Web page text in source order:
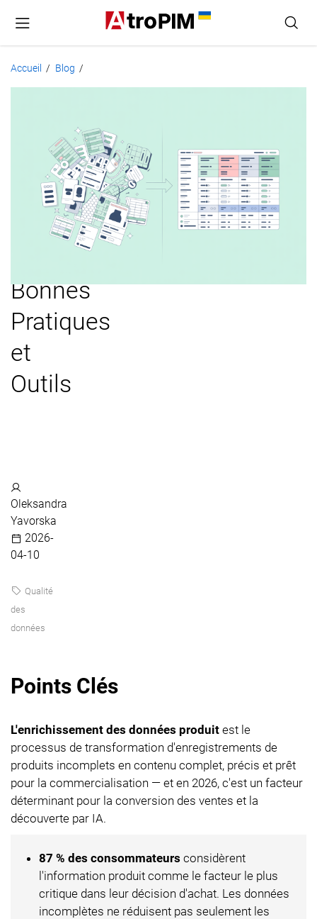
Accueil / Blog /
Données
Produit
Processus,
Bonnes
Pratiques
et
Outils
Oleksandra
Yavorska
2026-
04-10
Qualité
des
données
Points Clés
L'enrichissement des données produit est le
processus de transformation d'enregistrements de
produits incomplets en contenu complet, précis et prêt
pour la commercialisation — et en 2026, c'est un facteur
déterminant pour la conversion des ventes et la
découverte par IA.
87 % des consommateurs considèrent
l'information produit comme le facteur le plus
critique dans leur décision d'achat. Les données
incomplètes ne réduisent pas seulement les